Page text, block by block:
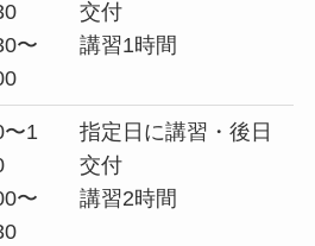
〜
交付
講習1時間
〜1
〜
指定日に講習・後日
交付
講習2時間